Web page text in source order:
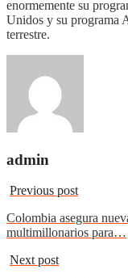
enormemente su
Unidos y su programa
terrestre.
admin
Previous post
Colombia asegura
multimillonarios para…
Next post